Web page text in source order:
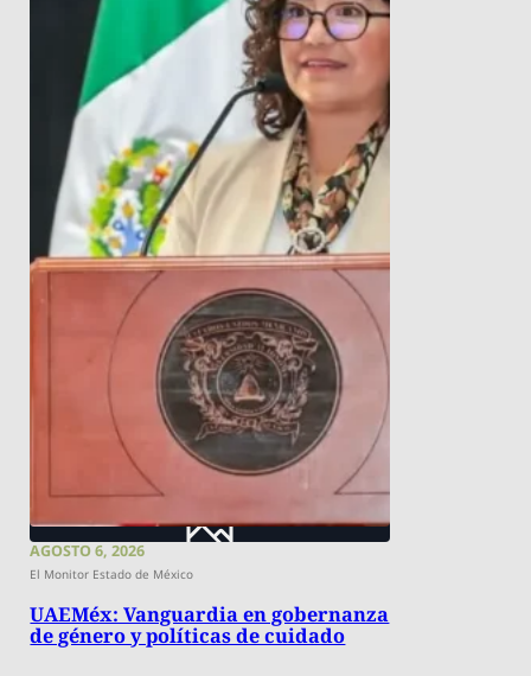
AGOSTO 6, 2026
El Monitor Estado de México
UAEMéx: Vanguardia en gobernanza
de género y políticas de cuidado